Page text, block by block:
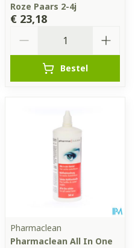
Roze Paars 2-4j
€ 23,18
Bestel
Pharmaclean
Pharmaclean All In One